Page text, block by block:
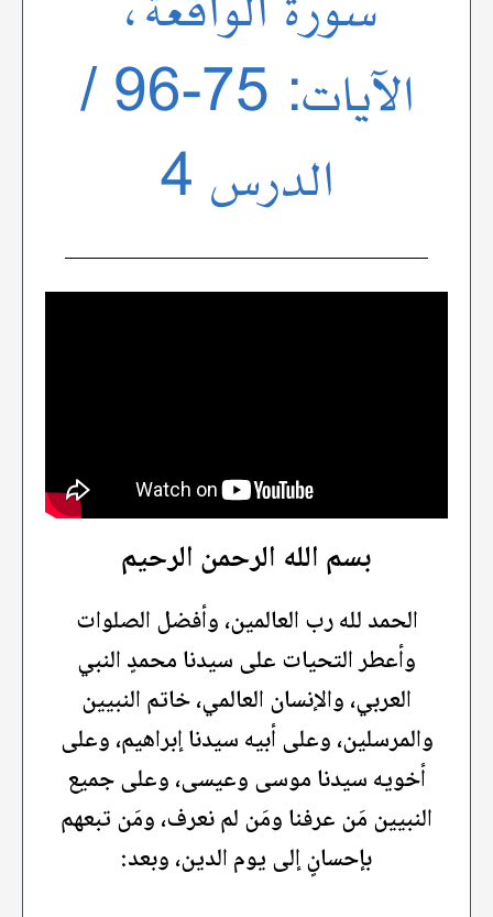
الآيات: 75-96 /
الدرس 4
بسم الله الرحمن الرحيم
الحمد لله رب العالمين، وأفضل الصلوات
وأعطر التحيات على سيدنا محمدٍ النبي
العربي، والإنسان العالمي، خاتم النبيين
والمرسلين، وعلى أبيه سيدنا إبراهيم، وعلى
أخويه سيدنا موسى وعيسى، وعلى جميع
النبيين مَن عرفنا ومَن لم نعرف، ومَن تبعهم
بإحسانٍ إلى يوم الدين، وبعد: